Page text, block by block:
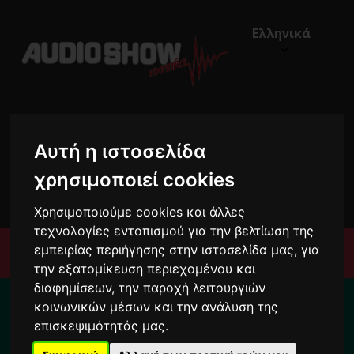
Αυτή η ιστοσελίδα
χρησιμοποιεί cookies
Χρησιμοποιούμε cookies και άλλες
τεχνολογίες εντοπισμού για την βελτίωση της
εμπειρίας περιήγησης στην ιστοσελίδα μας, για
την εξατομίκευση περιεχομένου και
διαφημίσεων, την παροχή λειτουργιών
κοινωνικών μέσων και την ανάλυση της
επισκεψιμότητάς μας.
Ελληνικά
0 €0,00
Μενού
Για το διάστημα από 10/8 ως 24/8 οι
παραγγελίες σας ενδέχεται να
καθυστερήσουν !